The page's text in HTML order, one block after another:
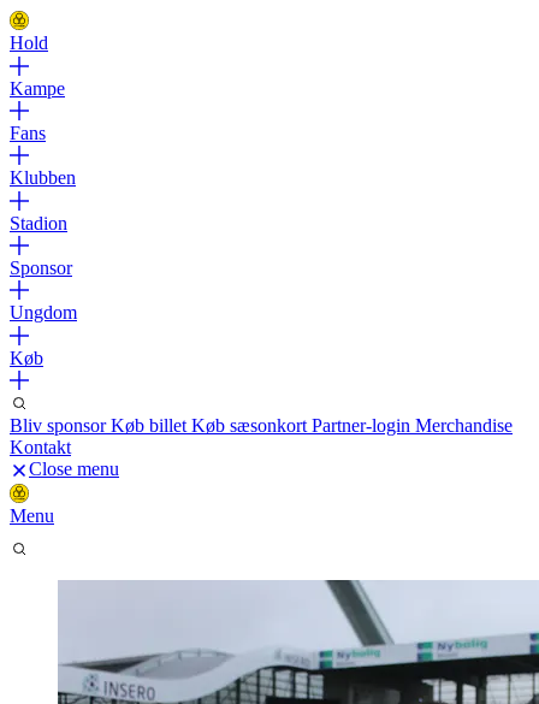
Hold
Kampe
Fans
Klubben
Stadion
Sponsor
Ungdom
Køb
Bliv sponsorKøb billet Køb sæsonkort Partner-login Merchandise
Kontakt
Close menu
Menu